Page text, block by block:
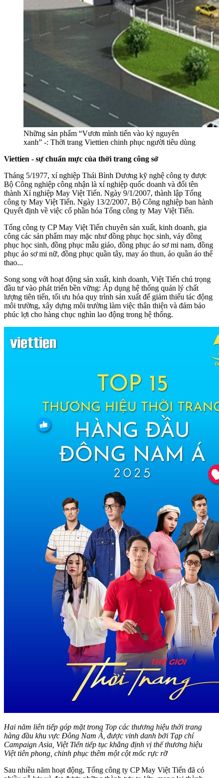
Những sản phẩm “Vươn mình tiến vào kỷ nguyên
xanh” -: Thời trang Viettien chinh phục người tiêu dùng
Viettien - sự chuẩn mực của thời trang công sở
Tháng 5/1977, xí nghiệp Thái Bình Dương kỹ nghệ công ty được
Bộ Công nghiệp công nhận là xí nghiệp quốc doanh và đổi tên
thành Xí nghiệp May Việt Tiến. Ngày 9/1/2007, thành lập Tổng
công ty May Việt Tiến. Ngày 13/2/2007, Bộ Công nghiệp ban hành
Quyết định về việc cổ phần hóa Tổng công ty May Việt Tiến.
Tổng công ty CP May Việt Tiến chuyên sản xuất, kinh doanh, gia
công các sản phẩm may mặc như đồng phục học sinh, váy đồng
phục học sinh, đồng phục mẫu giáo, đồng phục áo sơ mi nam, đồng
phục áo sơ mi nữ, đồng phục quần tây, may áo thun, áo quần áo thể
thao...
Song song với hoạt động sản xuất, kinh doanh, Việt Tiến chú trọng
đầu tư vào phát triển bền vững: Áp dụng hệ thống quản lý chất
lượng tiên tiến, tối ưu hóa quy trình sản xuất để giảm thiểu tác động
môi trường, xây dựng môi trường làm việc thân thiện và đảm bảo
phúc lợi cho hàng chục nghìn lao động trong hệ thống.
Hai năm liên tiếp góp mặt trong Top các thương hiệu thời trang
hàng đầu khu vực Đông Nam Á, được vinh danh bởi Tạp chí
Campaign Asia, Việt Tiến tiếp tục khẳng định vị thế thương hiệu
Việt tiên phong, chinh phục thêm một cột mốc rực rỡ
Sau nhiều năm hoạt động, Tổng công ty CP May Việt Tiến đã có